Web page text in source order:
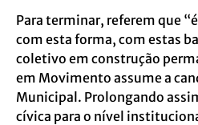
Para terminar, referem que
com esta forma, com estas
coletivo em construção
em Movimento assume a
Municipal. Prolongando
cívica para o nível